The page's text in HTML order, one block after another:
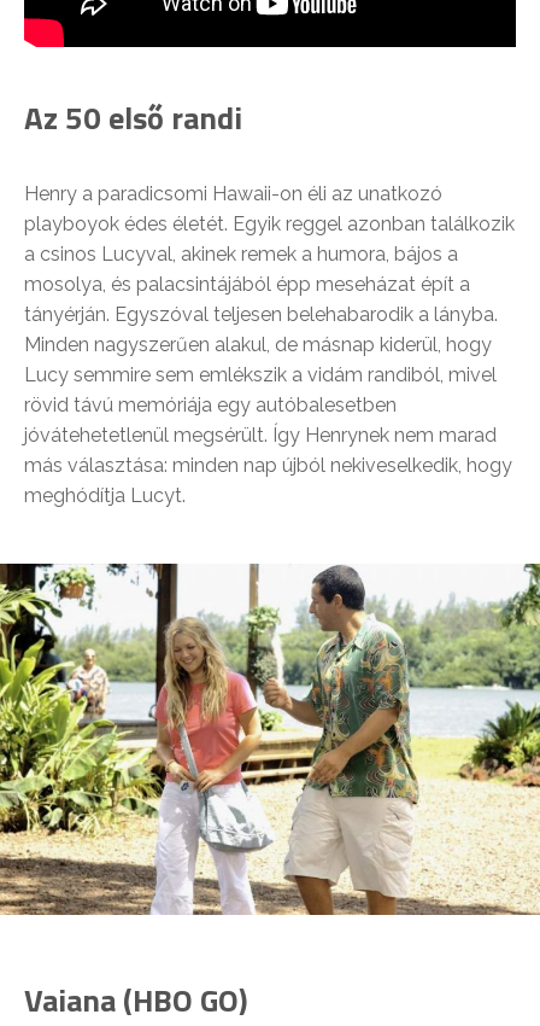
Az 50 első randi
Henry a paradicsomi Hawaii-on éli az unatkozó
playboyok édes életét. Egyik reggel azonban találkozik
a csinos Lucyval, akinek remek a humora, bájos a
mosolya, és palacsintájából épp meseházat épít a
tányérján. Egyszóval teljesen belehabarodik a lányba.
Minden nagyszerűen alakul, de másnap kiderül, hogy
Lucy semmire sem emlékszik a vidám randiból, mivel
rövid távú memóriája egy autóbalesetben
jóvátehetetlenül megsérült. Így Henrynek nem marad
más választása: minden nap újból nekiveselkedik, hogy
meghódítja Lucyt.
Vaiana (HBO GO)